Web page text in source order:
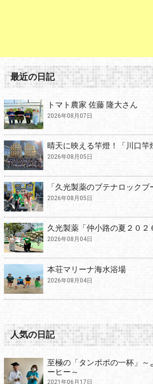
最近の日記
トマト農家 佐藤 隆大さん
2026年08月07日
晴天に映える竿燈！「川口竿
2026年08月05日
「久光製薬のブテナロックブ
2026年08月05日
久光製薬「仲小路の夏２０
2026年08月04日
本荘マリーナ海水浴場
2026年08月04日
人気の日記
至極の「タンポポの一杯」～
ーヒー～
2021年06月17日